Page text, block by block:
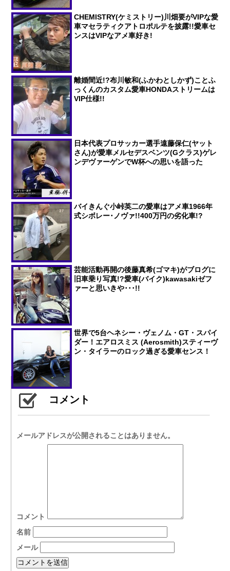
CHEMISTRY(ケミストリー)川畑要がVIPな愛
車マセラティクアトロポルテを披露!!愛車セ
ンスはVIPなアメ車好き!
離婚間近!?布川敏和(ふかわとしかず)ことふ
っくんのカスタム愛車HONDAストリームは
VIP仕様!!
日本代表プロサッカー選手遠藤保仁(ヤット
さん)が愛車メルセデスベンツ(Gクラス)ゲレ
ンデヴァーゲンでW杯への思いを語った
バイきんぐ小峠英二の愛車はアメ車1966年
式シボレー･ノヴァ!!400万円の劣化車!?
芸能活動再開の後藤真希(ゴマキ)がブログに
旧車乗り写真!?愛車(バイク)kawasakiゼフ
ァーと思いきや･･･!!
世界で5台ヘネシー・ヴェノム・GT・スパイ
ダー！エアロスミス (Aerosmith)スティーヴ
ン・タイラーのロック過ぎる愛車センス！
コメント
メールアドレスが公開されることはありません。
コメント
名前
メール